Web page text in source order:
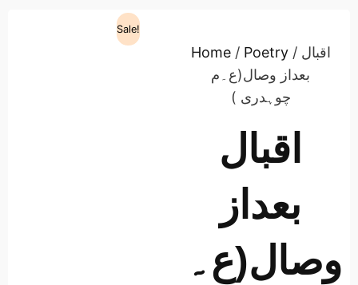
Sale!
Home/ Poetry/ اقبال
بعداز وصال(ع۔م
چوہدری )
اقبال
بعداز
وصال(ع۔